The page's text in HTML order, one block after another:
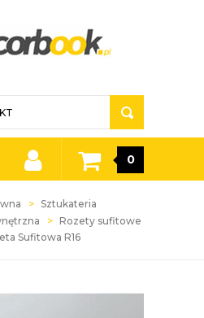
0
Sztukateria
Rozety sufitowe
Sufitowa R16